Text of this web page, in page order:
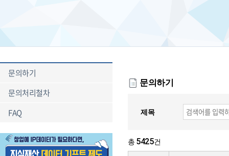
문의하기
문의처리철차
FAQ
문의하기
제목
총 5425건